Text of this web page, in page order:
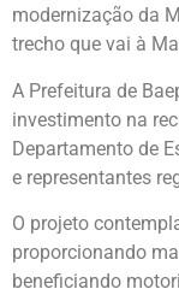
modernização da
trecho que vai à
A Prefeitura de
investimento na
Departamento de
e representantes
O projeto
proporcionando
beneficiando